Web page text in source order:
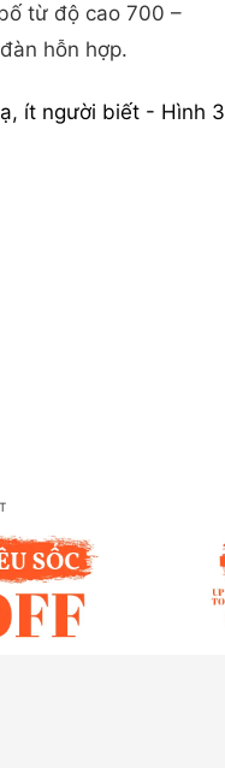
từ độ cao 700 –
hỗn hợp.